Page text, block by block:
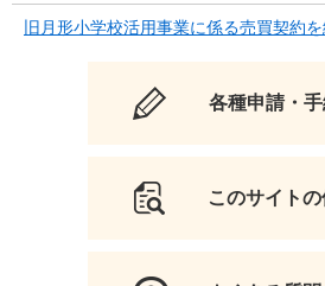
旧月形小学校活用事業に係る売買契約を
各種申請・
このサイト